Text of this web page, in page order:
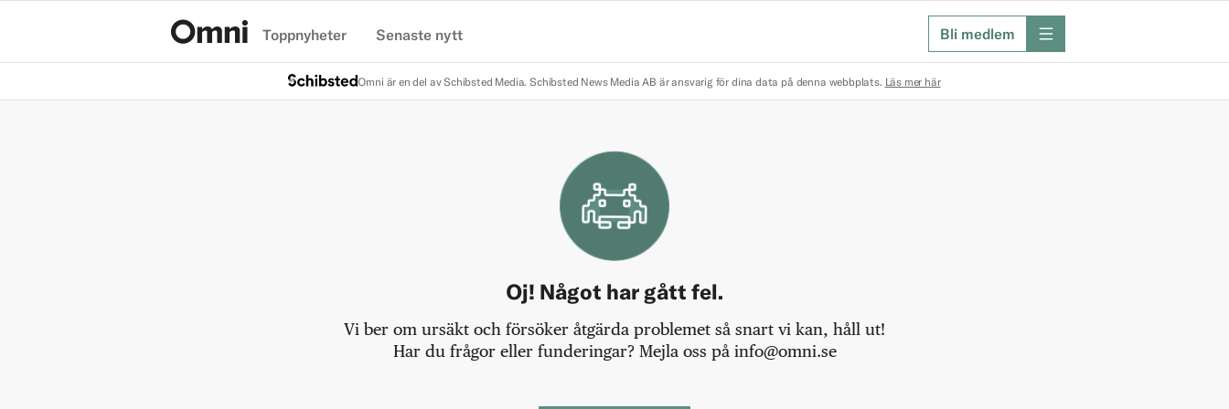
Toppnyheter Senaste nytt Bli medlem meny
Omni är en del av Schibsted Media. Schibsted News Media AB är ansvarig för dina data på denna webbplats. Läs mer här
Oj! Något har gått fel.
Vi ber om ursäkt och försöker åtgärda problemet så snart vi kan, håll ut!
Har du frågor eller funderingar? Mejla oss på info@omni.se